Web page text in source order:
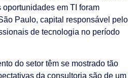
em TI foram
Paulo, capital responsável pelo
de tecnologia no período
do setor têm se mostrado tão
da consultoria são de um